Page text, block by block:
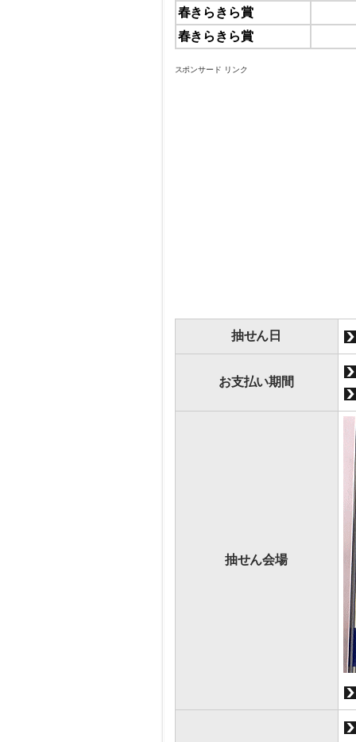
春きらきら賞
春きらきら賞
スポンサード リンク
抽せん日
お支払い期間
抽せん会場